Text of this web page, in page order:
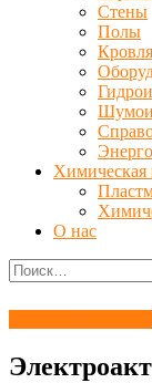
Стены
Полы
Кровля
О нас
Найти: